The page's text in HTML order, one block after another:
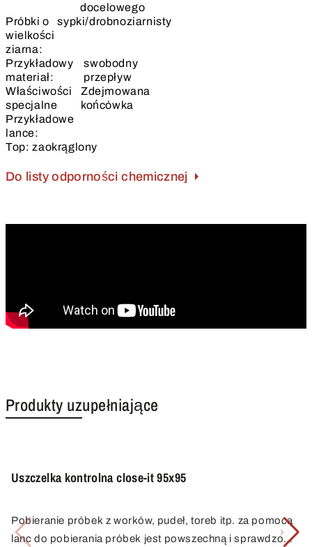
docelowego
Próbki o
wielkości
ziarna:
sypki/drobnoziarnisty
Przykładowy
materiał:
swobodny
przepływ
Właściwości
specjalne
Przykładowe
lance:
Zdejmowana
końcówka
Top: zaokrąglony
Do listy odporności chemicznej
Produkty uzupełniające
Uszczelka kontrolna close-it 95x95
Pobieranie próbek z worków, pudeł, toreb itp. za pomocą
lanc do pobierania próbek jest powszechną i sprawdzoną